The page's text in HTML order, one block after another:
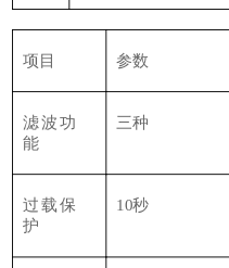
项目 参数
滤波功
能
三种
过载保
护
10秒